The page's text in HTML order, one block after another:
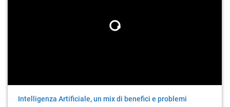
Intelligenza Artificiale, un mix di benefici e problemi